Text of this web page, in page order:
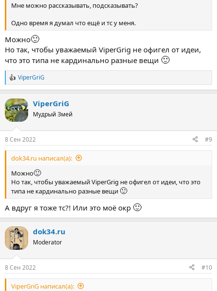
Мне можно рассказывать, подсказывать?
Одно время я думал что ещё и тс у меня.
Можно🙂
Но так, чтобы уважаемый ViperGrig не офигел от идеи,
что это типа не кардинально разные вещи 🙂
Р
е
к
ц
и
ViperGriG
ViperGriG
Мудрый Змей
8 Сен 2022 #9
dok34.ru написал(а):
Можно🙂
Но так, чтобы уважаемый ViperGrig не офигел от идеи, что это
типа не кардинально разные вещи 🙂
А вдруг я тоже тс?! Или это моё окр 🙂
dok34.ru
Moderator
8 Сен 2022 #10
ViperGriG написал(а):